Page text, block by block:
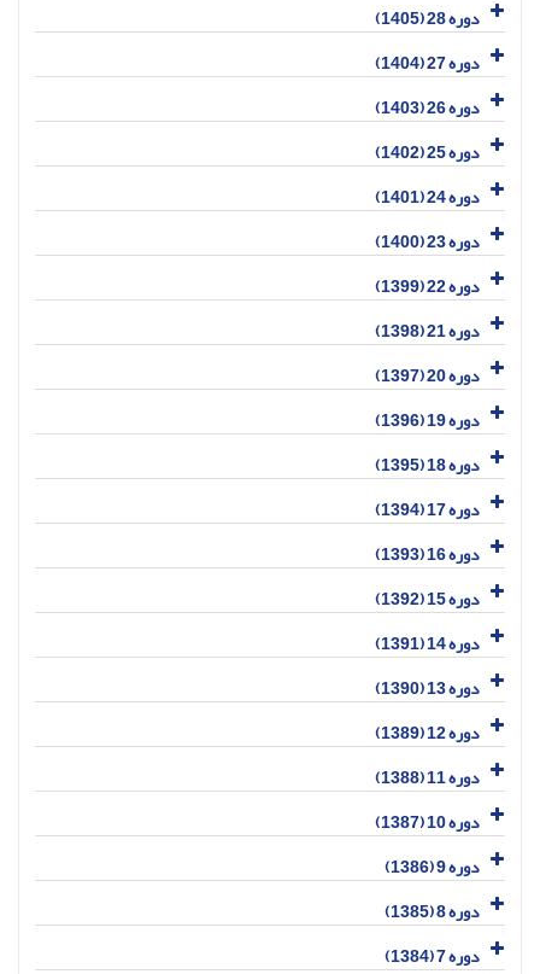
دوره 28 (1405)
دوره 27 (1404)
دوره 26 (1403)
دوره 25 (1402)
دوره 24 (1401)
دوره 23 (1400)
دوره 22 (1399)
دوره 21 (1398)
دوره 20 (1397)
دوره 19 (1396)
دوره 18 (1395)
دوره 17 (1394)
دوره 16 (1393)
دوره 15 (1392)
دوره 14 (1391)
دوره 13 (1390)
دوره 12 (1389)
دوره 11 (1388)
دوره 10 (1387)
دوره 9 (1386)
دوره 8 (1385)
دوره 7 (1384)